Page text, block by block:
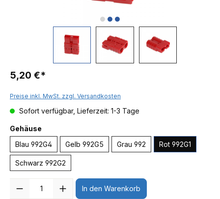
5,20 €*
Preise inkl. MwSt. zzgl. Versandkosten
Sofort verfügbar, Lieferzeit: 1-3 Tage
Gehäuse
Blau 992G4
Gelb 992G5 Grau 992 Rot 992G1
Schwarz 992G2
In den Warenkorb